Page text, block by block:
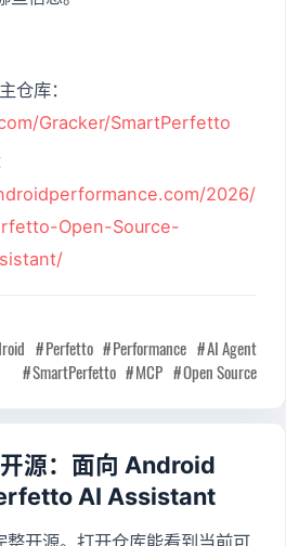
仓库：
Gracker/SmartPerfetto
2026/
Open-Source-
Perfetto Performance
AI Agent
SmartPerfetto
MCP Open Source
源：面向 Android
AI Assistant